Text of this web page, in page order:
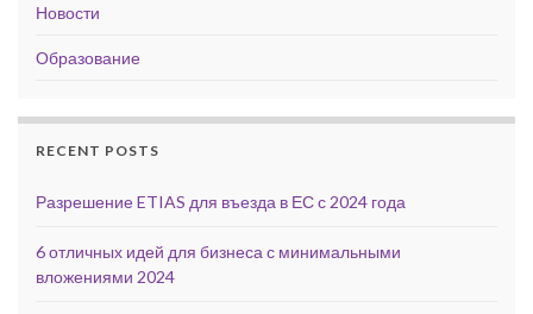
Новости
Образование
RECENT POSTS
Разрешение ETIAS для въезда в ЕС с 2024 года
6 отличных идей для бизнеса с минимальными
вложениями 2024